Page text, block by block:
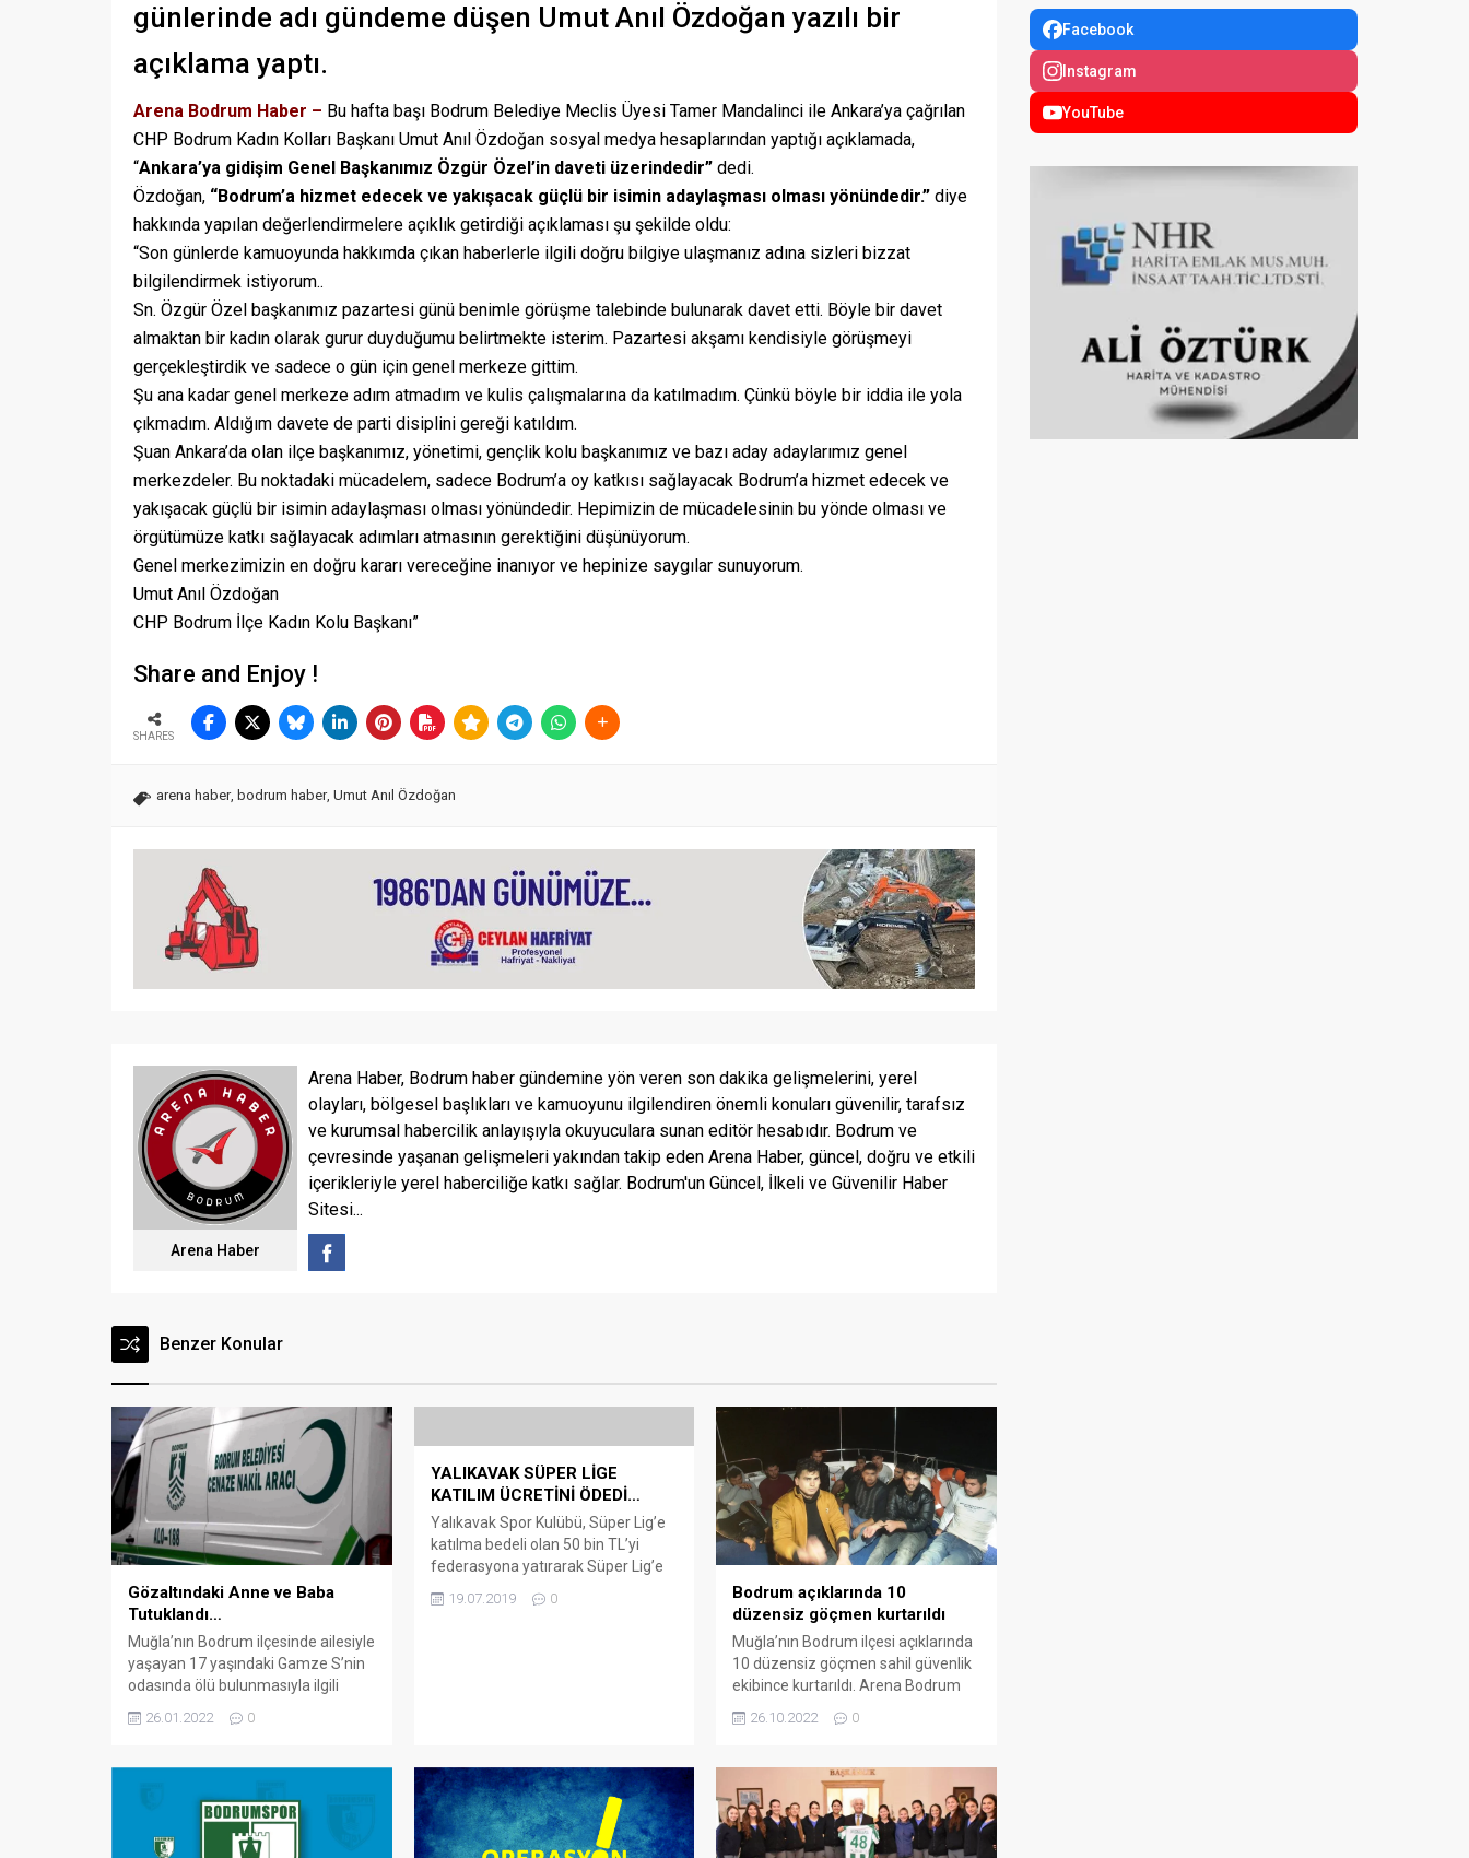
günlerinde adı gündeme düşen Umut Anıl Özdoğan yazılı bir
açıklama yaptı.
Arena Bodrum Haber – Bu hafta başı Bodrum Belediye Meclis Üyesi Tamer Mandalinci ile Ankara’ya çağrılan
CHP Bodrum Kadın Kolları Başkanı Umut Anıl Özdoğan sosyal medya hesaplarından yaptığı açıklamada,
“Ankara’ya gidişim Genel Başkanımız Özgür Özel’in daveti üzerindedir” dedi.
Özdoğan, “Bodrum’a hizmet edecek ve yakışacak güçlü bir isimin adaylaşması olması yönündedir.” diye
hakkında yapılan değerlendirmelere açıklık getirdiği açıklaması şu şekilde oldu:
“Son günlerde kamuoyunda hakkımda çıkan haberlerle ilgili doğru bilgiye ulaşmanız adına sizleri bizzat
bilgilendirmek istiyorum..
Sn. Özgür Özel başkanımız pazartesi günü benimle görüşme talebinde bulunarak davet etti. Böyle bir davet
almaktan bir kadın olarak gurur duyduğumu belirtmekte isterim. Pazartesi akşamı kendisiyle görüşmeyi
gerçekleştirdik ve sadece o gün için genel merkeze gittim.
Şu ana kadar genel merkeze adım atmadım ve kulis çalışmalarına da katılmadım. Çünkü böyle bir iddia ile yola
çıkmadım. Aldığım davete de parti disiplini gereği katıldım.
Şuan Ankara’da olan ilçe başkanımız, yönetimi, gençlik kolu başkanımız ve bazı aday adaylarımız genel
merkezdeler. Bu noktadaki mücadelem, sadece Bodrum’a oy katkısı sağlayacak Bodrum’a hizmet edecek ve
yakışacak güçlü bir isimin adaylaşması olması yönündedir. Hepimizin de mücadelesinin bu yönde olması ve
örgütümüze katkı sağlayacak adımları atmasının gerektiğini düşünüyorum.
Genel merkezimizin en doğru kararı vereceğine inanıyor ve hepinize saygılar sunuyorum.
Umut Anıl Özdoğan
CHP Bodrum İlçe Kadın Kolu Başkanı”
Share and Enjoy !
SHARES
arena haber, bodrum haber, Umut Anıl Özdoğan
Arena Haber
Arena Haber, Bodrum haber gündemine yön veren son dakika gelişmelerini, yerel
olayları, bölgesel başlıkları ve kamuoyunu ilgilendiren önemli konuları güvenilir, tarafsız
ve kurumsal habercilik anlayışıyla okuyuculara sunan editör hesabıdır. Bodrum ve
çevresinde yaşanan gelişmeleri yakından takip eden Arena Haber, güncel, doğru ve etkili
içerikleriyle yerel haberciliğe katkı sağlar. Bodrum'un Güncel, İlkeli ve Güvenilir Haber
Sitesi...
Benzer Konular
Gözaltındaki Anne ve Baba
Tutuklandı…
Muğla’nın Bodrum ilçesinde ailesiyle
yaşayan 17 yaşındaki Gamze S’nin
odasında ölü bulunmasıyla ilgili
gözaltına alınan anne ve baba
tutuklandı. Arena Bodrum Haber –
otopsisinde, boynunda kırık olduğu
tespit edilen genç kızın gözaltına
alınan babası M.H.S. ve annesi
T.S’nin jandarmadaki işlemleri
26.01.2022 0
YALIKAVAK SÜPER LİGE
KATILIM ÜCRETİNİ ÖDEDİ…
Yalıkavak Spor Kulübü, Süper Lig’e
katılma bedeli olan 50 bin TL’yi
federasyona yatırarak Süper Lig’e
katılma hakkını elde etti. Yalıkavak
Spor Kulübü Kadın Hentbol Takımı,
19.07.2019 0
Bodrum açıklarında 10
düzensiz göçmen kurtarıldı
Muğla’nın Bodrum ilçesi açıklarında
10 düzensiz göçmen sahil güvenlik
ekibince kurtarıldı. Arena Bodrum
Komutanlığından yapılan
açıklarında lastik botta bir grup
düzensiz göçmen olduğu bilgisi
üzerine bölgeye sahil güvenlik botu
yönlendirildi. Ekipler, Yunanistan
26.10.2022 0
Facebook
Instagram
YouTube